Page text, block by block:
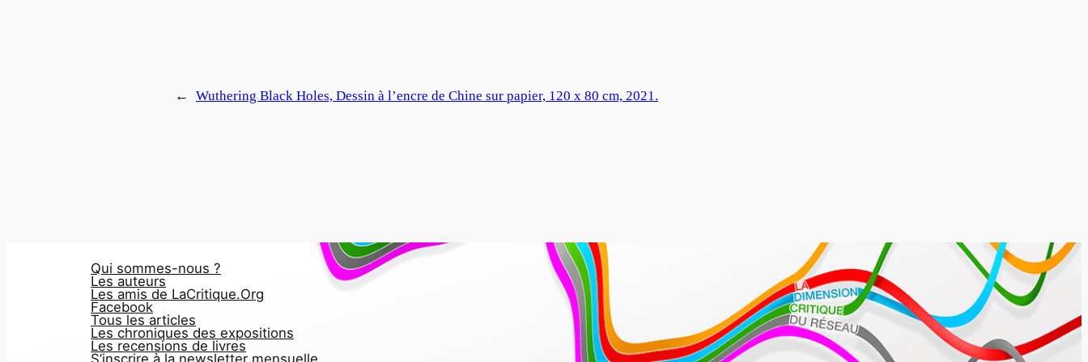
← Wuthering Black Holes, Dessin à l’encre de Chine sur papier, 120 x 80 cm, 2021.
Qui sommes-nous ?
Les auteurs
Les amis de LaCritique.Org
Facebook
Tous les articles
Les chroniques des expositions
Les recensions de livres
S’inscrire à la newsletter mensuelle